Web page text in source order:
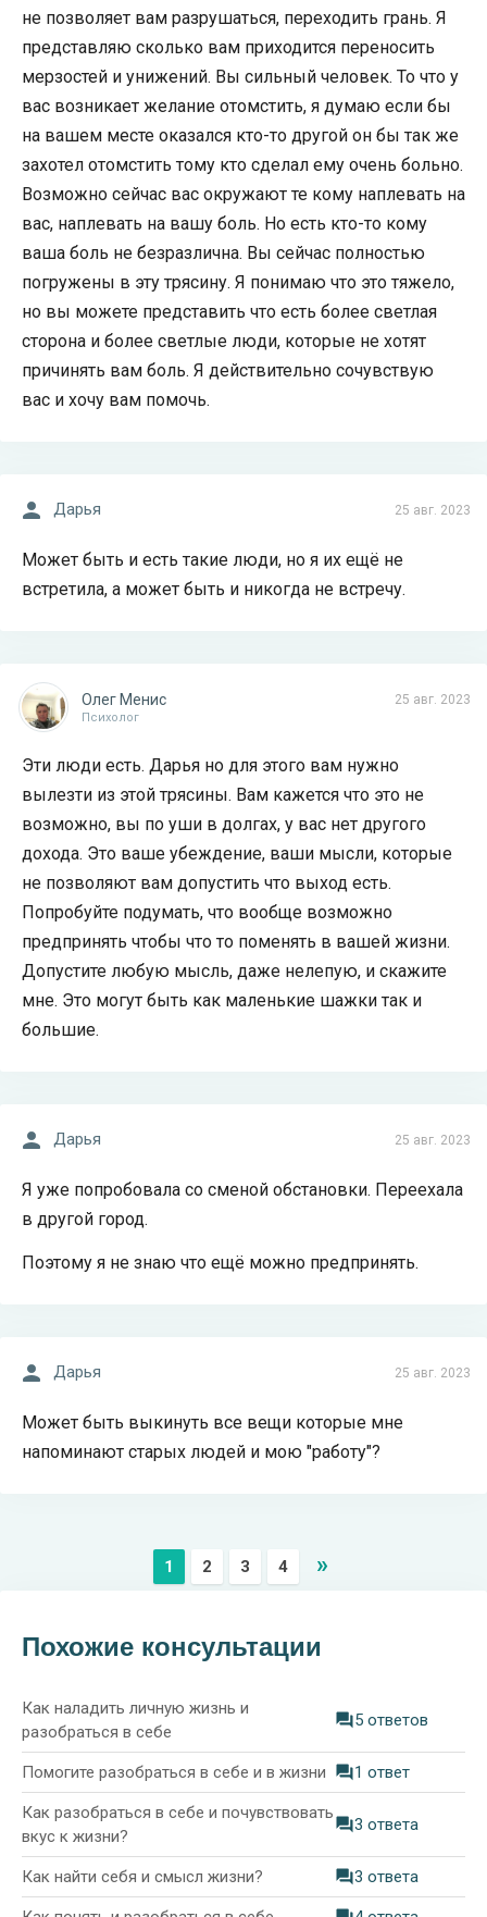
не позволяет вам разрушаться, переходить грань. Я
представляю сколько вам приходится переносить
мерзостей и унижений. Вы сильный человек. То что у
вас возникает желание отомстить, я думаю если бы
на вашем месте оказался кто-то другой он бы так же
захотел отомстить тому кто сделал ему очень больно.
Возможно сейчас вас окружают те кому наплевать на
вас, наплевать на вашу боль. Но есть кто-то кому
ваша боль не безразлична. Вы сейчас полностью
погружены в эту трясину. Я понимаю что это тяжело,
но вы можете представить что есть более светлая
сторона и более светлые люди, которые не хотят
причинять вам боль. Я действительно сочувствую
вас и хочу вам помочь.
25 авг. 2023
Дарья
Может быть и есть такие люди, но я их ещё не
встретила, а может быть и никогда не встречу.
25 авг. 2023
Олег Менис
Психолог
Эти люди есть. Дарья но для этого вам нужно
вылезти из этой трясины. Вам кажется что это не
возможно, вы по уши в долгах, у вас нет другого
дохода. Это ваше убеждение, ваши мысли, которые
не позволяют вам допустить что выход есть.
Попробуйте подумать, что вообще возможно
предпринять чтобы что то поменять в вашей жизни.
Допустите любую мысль, даже нелепую, и скажите
мне. Это могут быть как маленькие шажки так и
большие.
25 авг. 2023
Дарья
Я уже попробовала со сменой обстановки. Переехала
в другой город.
Поэтому я не знаю что ещё можно предпринять.
25 авг. 2023
Дарья
Может быть выкинуть все вещи которые мне
напоминают старых людей и мою "работу"?
1 2 3 4 »
Похожие консультации
Как наладить личную жизнь и
разобраться в себе
5 ответов
Помогите разобраться в себе и в жизни 1 ответ
Как разобраться в себе и почувствовать
вкус к жизни?
3 ответа
Как найти себя и смысл жизни? 3 ответа